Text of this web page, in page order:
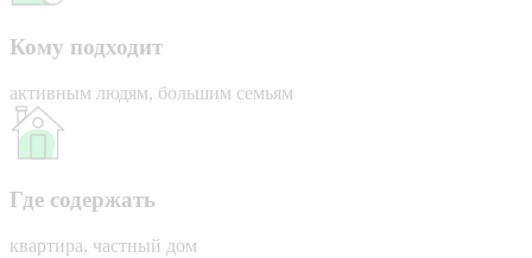
Кому подходит
активным людям, большим семьям
Где содержать
квартира, частный дом